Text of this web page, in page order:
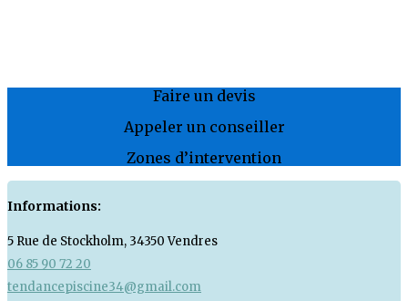
Faire un devis
Appeler un conseiller
Zones d’intervention
Informations:
5 Rue de Stockholm, 34350 Vendres
06 85 90 72 20
tendancepiscine34@gmail.com